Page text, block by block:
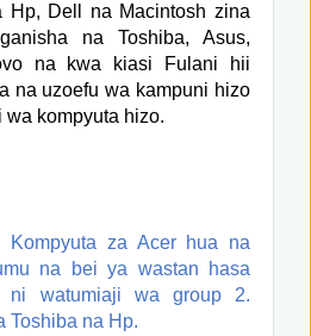
Hp, Dell na Macintosh zina
na Toshiba, Asus,
na kwa kiasi Fulani hii
na uzoefu wa kampuni hizo
wa kompyuta hizo.
Kompyuta za Acer hua na
na bei ya wastan hasa
ni watumiaji wa group 2.
Toshiba na Hp.